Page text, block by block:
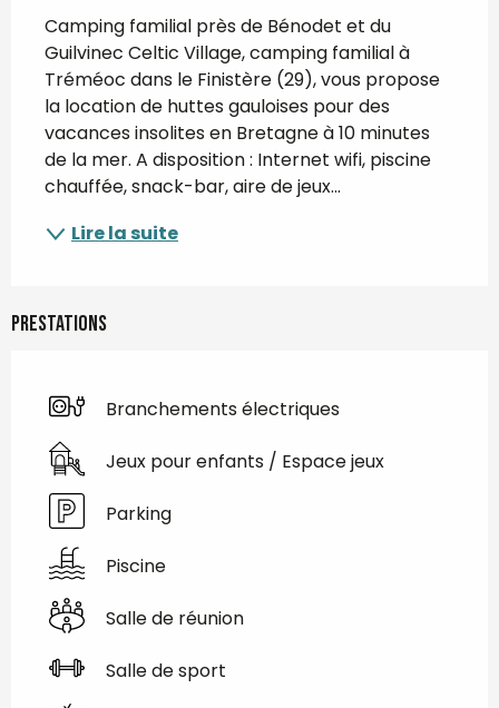
Camping familial près de Bénodet et du
Guilvinec Celtic Village, camping familial à
Tréméoc dans le Finistère (29), vous propose
la location de huttes gauloises pour des
vacances insolites en Bretagne à 10 minutes
de la mer. A disposition : Internet wifi, piscine
chauffée, snack-bar, aire de jeux...
Lire la suite
Prestations
Branchements électriques
Jeux pour enfants / Espace jeux
Parking
Piscine
Salle de réunion
Salle de sport